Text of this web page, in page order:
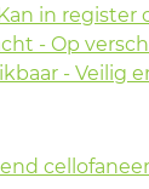
in register
- Op
- Veilig